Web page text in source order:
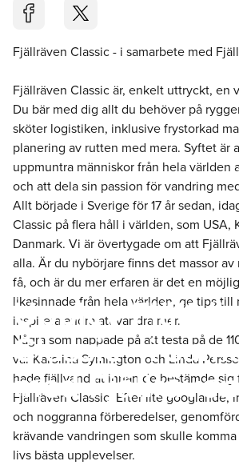
Upplev
Classic - i
med Fjällräven
Fjällräven Classic - i samarbete med
Fjällräven Classic är, enkelt uttryckt, en
Du bär med dig allt du behöver på
sköter logistiken, inklusive frystorkad
planering av rutten med mera. Syftet är
uppmuntra människor från hela världen
och att dela sin passion för vandring
Allt började i Sverige för 17 år sedan,
Classic på flera håll i världen, som USA,
Danmark. Vi är övertygade om att
alla. Är du nybörjare finns det massor
få, och är du mer erfaren är det en
likasinnade från hela världen, ge tips till
inspirera andra att vandra mer.
Några som nappade på att testa på de
var Karolina Symington och Linda
hade fjällvandrat innan de bestämde sig
Fjällräven Classic. Efter lite googlande,
och noggranna förberedelser,
krävande vandringen som skulle
livs bästa upplevelser.